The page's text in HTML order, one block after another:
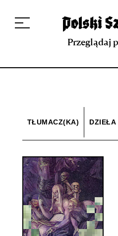
projekcie
Kontakt Indeks
Repozytorium XIX w.
Przeglądaj
TŁUMACZ(KA) DZIEŁA